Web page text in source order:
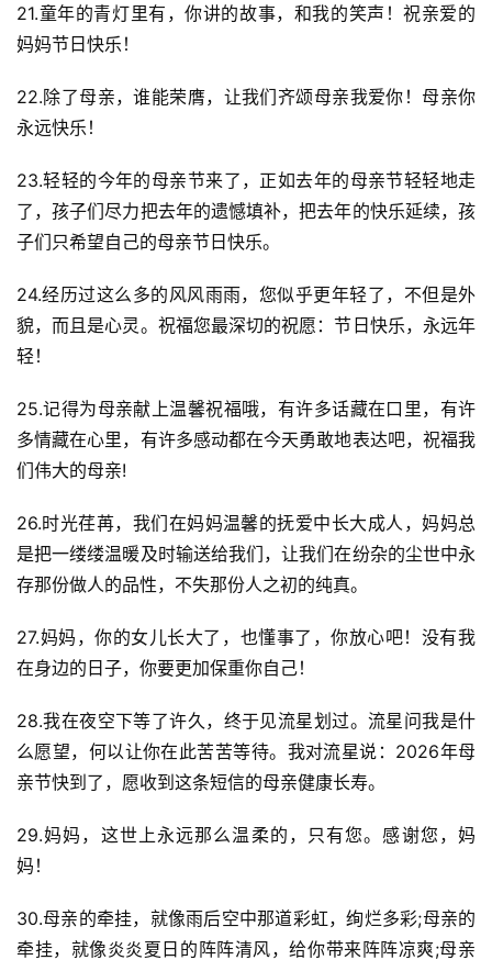
首
21.童年的青灯里有，你讲的故事，和我的笑声！祝亲爱的
妈妈节日快乐！
22.除了母亲，谁能荣膺，让我们齐颂母亲我爱你！母亲你
永远快乐！
23.轻轻的今年的母亲节来了，正如去年的母亲节轻轻地走
了，孩子们尽力把去年的遗憾填补，把去年的快乐延续，孩
子们只希望自己的母亲节日快乐。
24.经历过这么多的风风雨雨，您似乎更年轻了，不但是外
貌，而且是心灵。祝福您最深切的祝愿：节日快乐，永远年
轻！
25.记得为母亲献上温馨祝福哦，有许多话藏在口里，有许
多情藏在心里，有许多感动都在今天勇敢地表达吧，祝福我
们伟大的母亲!
26.时光荏苒，我们在妈妈温馨的抚爱中长大成人，妈妈总
是把一缕缕温暖及时输送给我们，让我们在纷杂的尘世中永
存那份做人的品性，不失那份人之初的纯真。
27.妈妈，你的女儿长大了，也懂事了，你放心吧！没有我
在身边的日子，你要更加保重你自己！
28.我在夜空下等了许久，终于见流星划过。流星问我是什
么愿望，何以让你在此苦苦等待。我对流星说：2026年母
亲节快到了，愿收到这条短信的母亲健康长寿。
29.妈妈，这世上永远那么温柔的，只有您。感谢您，妈
妈！
30.母亲的牵挂，就像雨后空中那道彩虹，绚烂多彩;母亲的
牵挂，就像炎炎夏日的阵阵清风，给你带来阵阵凉爽;母亲